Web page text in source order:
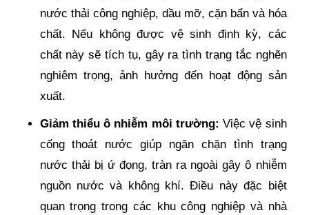
nước thải công nghiệp, dầu mỡ, cặn bẩn và hóa
chất. Nếu không được vệ sinh định kỳ, các
chất này sẽ tích tụ, gây ra tình trạng tắc nghẽn
nghiêm trọng, ảnh hưởng đến hoạt động sản
xuất.
Giảm thiểu ô nhiễm môi trường: Việc vệ sinh
cống thoát nước giúp ngăn chặn tình trạng
nước thải bị ứ đọng, tràn ra ngoài gây ô nhiễm
nguồn nước và không khí. Điều này đặc biệt
quan trọng trong các khu công nghiệp và nhà